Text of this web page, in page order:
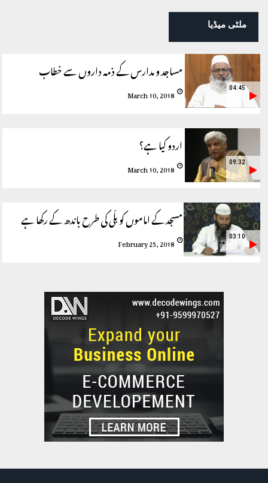
ملٹی میڈیا
مساجد و مدارس کے ذمہ داروں سے خطاب
March 10, 2018 04:45
اردو کیا ہے؟
March 10, 2018 09:32
مسجد کے اماموں کو بلّی کی طرح باندھ کے رکھا ہے
February 25, 2018 03:10